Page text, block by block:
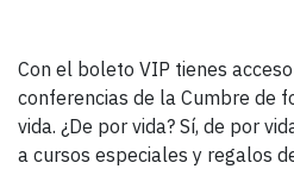
Con el boleto VIP tienes acceso
conferencias de la Cumbre de
vida. ¿De por vida? Sí, de por
a cursos especiales y regalos